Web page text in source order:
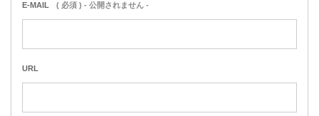
E-MAIL ( 必須 ) - 公開されません -
URL